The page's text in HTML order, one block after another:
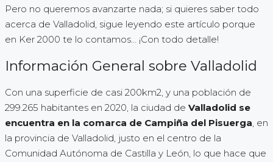
Pero no queremos avanzarte nada; si quieres saber todo
acerca de Valladolid, sigue leyendo este artículo porque
en Ker 2000 te lo contamos… ¡Con todo detalle!
Información General sobre Valladolid
Con una superficie de casi 200km2, y una población de
299.265 habitantes en 2020, la ciudad de Valladolid se
encuentra en la comarca de Campiña del Pisuerga, en
la provincia de Valladolid, justo en el centro de la
Comunidad Autónoma de Castilla y León, lo que hace que